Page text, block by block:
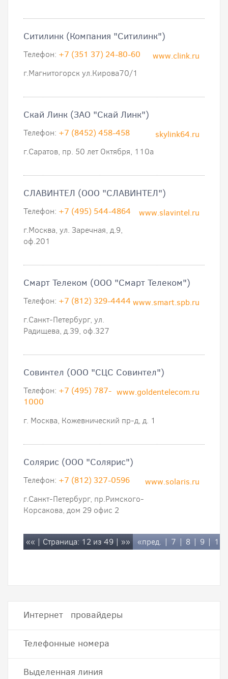
Ситилинк (Компания "Ситилинк")
www.clink.ru
Телефон: +7 (351 37) 24-80-60
г.Магнитогорск ул.Кирова70/1
Скай Линк (ЗАО "Скай Линк")
skylink64.ru
Телефон: +7 (8452) 458-458
г.Саратов, пр. 50 лет Октября, 110а
СЛАВИНТЕЛ (ООО "СЛАВИНТЕЛ")
www.slavintel.ru
Телефон: +7 (495) 544-4864
г.Москва, ул. Заречная, д.9,
оф.201
Смарт Телеком (ООО "Смарт Телеком")
www.smart.spb.ru
Телефон: +7 (812) 329-4444
г.Санкт-Петербург, ул.
Радищева, д.39, оф.327
Совинтел (ООО "СЦС Совинтел")
www.goldentelecom.ru
Телефон: +7 (495) 787-
1000
г. Москва, Кожевнический пр-д, д. 1
Солярис (ООО "Солярис")
www.solaris.ru
Телефон: +7 (812) 327-0596
г.Санкт-Петербург, пр.Римского-
Корсакова, дом 29 офис 2
«« | Страница: 12 из 49 | »» «пред. | 7 | 8 | 9 | 10
Интернет провайдеры
Телефонные номера
Выделенная линия